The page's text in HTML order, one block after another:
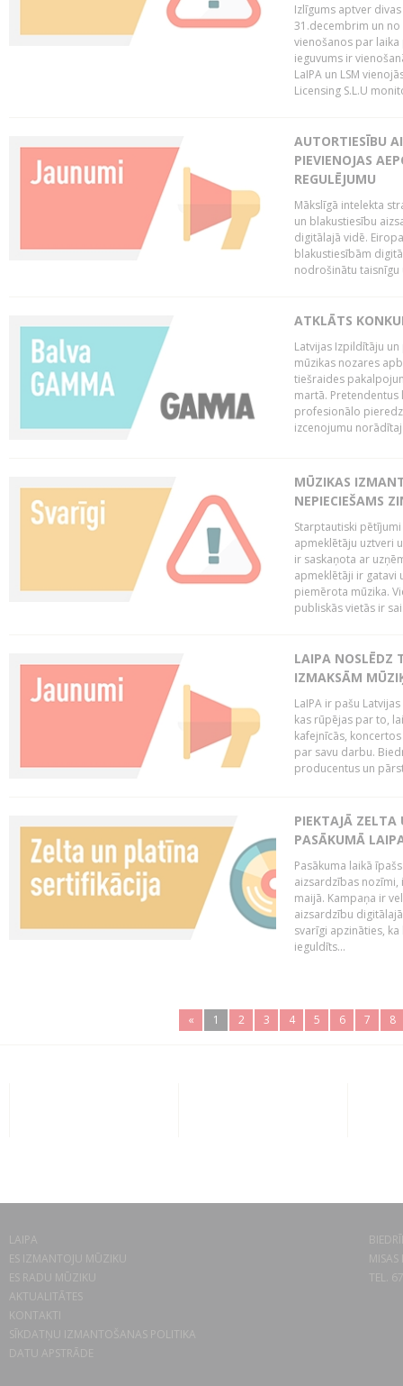
Izlīgums aptver
31.decembrim un no
vienošanos par
ieguvums ir
LaIPA un LSM
Licensing S.L.U
AUTORTIESĪBU
PIEVIENOJAS
REGULĒJUMU
Mākslīgā intelekta
un blakustiesību
digitālajā vidē.
blakustiesībām
nodrošinātu taisnīgu
ATKLĀTS
Latvijas Izpildītāju
mūzikas nozares
tiešraides
martā. Pretendentus
profesionālo
izcenojumu
MŪZIKAS
NEPIECIEŠAMS
Starptautiski
apmeklētāju uztveri
ir saskaņota ar
apmeklētāji ir gatavi
piemērota mūzika.
publiskās vietās ir
LAIPA NOSLĒDZ
IZMAKSĀM
LaIPA ir pašu
kas rūpējas par to,
kafejnīcās,
par savu darbu.
producentus un
PIEKTAJĀ ZELTA
PASĀKUMĀ
Pasākuma laikā
aizsardzības nozīmi,
maijā. Kampaņa ir
aizsardzību
svarīgi apzināties,
ieguldīts...
« 1 2 3 4 5 6 7 8
LAIPA
ES IZMANTOJU MŪZIKU
ES RADU MŪZIKU
AKTUALITĀTES
KONTAKTI
SĪKDATŅU IZMANTOŠANAS POLITIKA
DATU APSTRĀDE
TEL.